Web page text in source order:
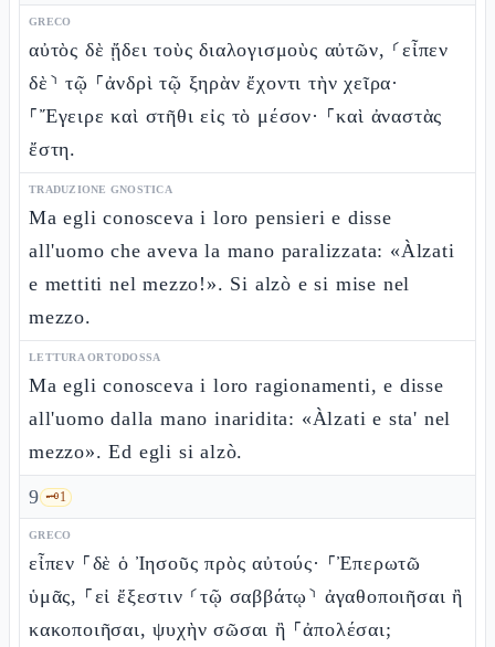
GRECO
αὐτὸς δὲ ᾔδει τοὺς διαλογισμοὺς αὐτῶν, ⸂εἶπεν
δὲ⸃ τῷ ⸀ἀνδρὶ τῷ ξηρὰν ἔχοντι τὴν χεῖρα·
⸀Ἔγειρε καὶ στῆθι εἰς τὸ μέσον· ⸀καὶ ἀναστὰς
ἔστη.
TRADUZIONE GNOSTICA
Ma egli conosceva i loro pensieri e disse
all'uomo che aveva la mano paralizzata: «Àlzati
e mettiti nel mezzo!». Si alzò e si mise nel
mezzo.
LETTURA ORTODOSSA
Ma egli conosceva i loro ragionamenti, e disse
all'uomo dalla mano inaridita: «Àlzati e sta' nel
mezzo». Ed egli si alzò.
9 🗝️1
GRECO
εἶπεν ⸀δὲ ὁ Ἰησοῦς πρὸς αὐτούς· ⸀Ἐπερωτῶ
ὑμᾶς, ⸀εἰ ἔξεστιν ⸂τῷ σαββάτῳ⸃ ἀγαθοποιῆσαι ἢ
κακοποιῆσαι, ψυχὴν σῶσαι ἢ ⸀ἀπολέσαι;